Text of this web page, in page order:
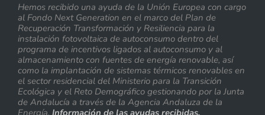
Hemos recibido una ayuda de la Unión Europea con cargo
al Fondo Next Generation en el marco del Plan de
Recuperación Transformación y Resiliencia para la
instalación fotovoltaica de autoconsumo dentro del
programa de incentivos ligados al autoconsumo y al
almacenamiento con fuentes de energía renovable, así
como la implantación de sistemas térmicos renovables en
el sector residencial del Ministerio para la Transición
Ecológica y el Reto Demográfico gestionando por la Junta
de Andalucía a través de la Agencia Andaluza de la
Energía. Información de las ayudas recibidas.